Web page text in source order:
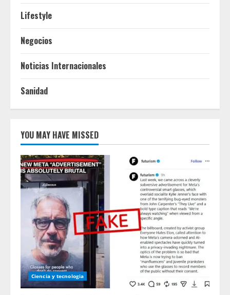
Lifestyle
Negocios
Noticias Internacionales
Sanidad
YOU MAY HAVE MISSED
Ciencia y tecnologia